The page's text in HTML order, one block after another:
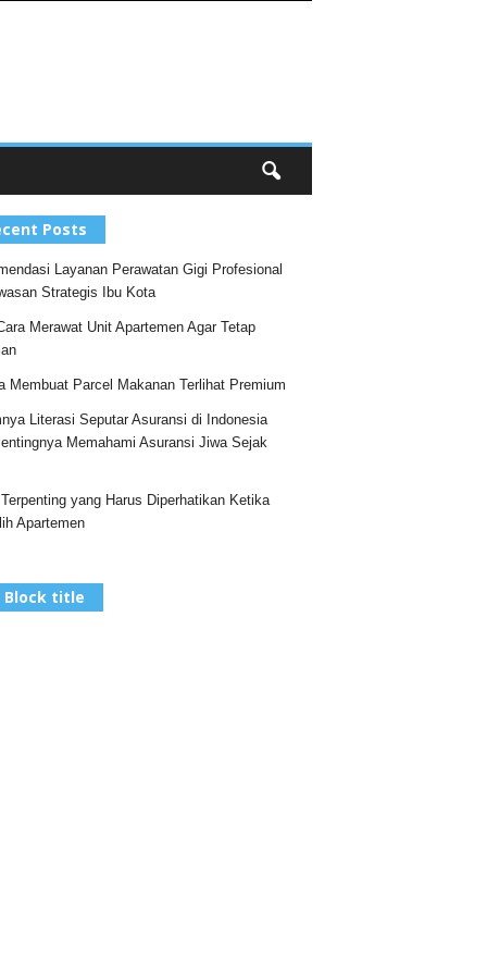
Posts
Layanan Perawatan Gigi Profesional
Strategis Ibu Kota
Merawat Unit Apartemen Agar Tetap
Membuat Parcel Makanan Terlihat Premium
Literasi Seputar Asuransi di Indonesia
Memahami Asuransi Jiwa Sejak
yang Harus Diperhatikan Ketika
Apartemen
Block title